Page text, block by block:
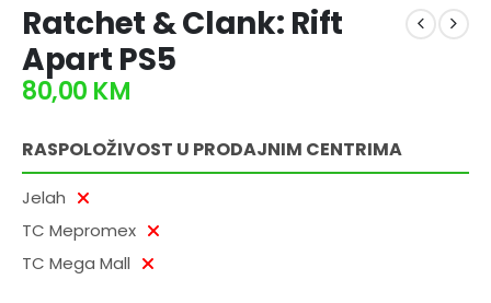
Ratchet & Clank: Rift
Apart PS5
80,00 KM
RASPOLOŽIVOST U PRODAJNIM CENTRIMA
Jelah
TC Mepromex
TC Mega Mall